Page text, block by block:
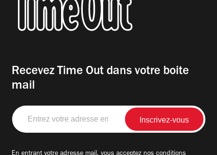
Recevez Time Out dans votre boite
mail
Entrez
votre
adresse